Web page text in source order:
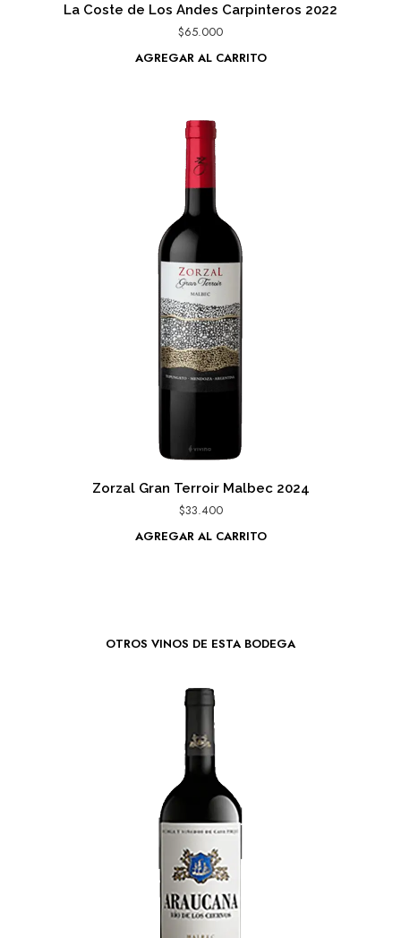
La Coste de Los Andes Carpinteros 2022
$65.000
AGREGAR AL CARRITO
Zorzal Gran Terroir Malbec 2024
$33.400
AGREGAR AL CARRITO
OTROS VINOS DE ESTA BODEGA